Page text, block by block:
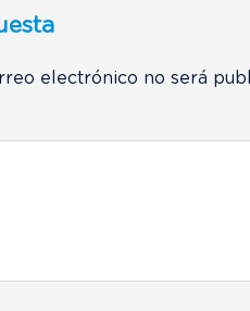
electrónico no será